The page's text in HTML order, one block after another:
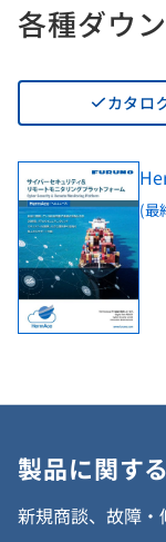
各種ダウ
カタロ
(最
製品に関す
新規商談、故障